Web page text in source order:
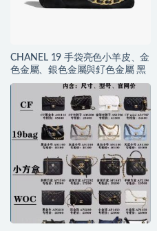
CHANEL 19 手袋亮色小羊皮、金
色金屬、銀色金屬與釕色金屬 黑